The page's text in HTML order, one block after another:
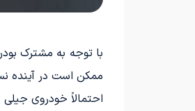
ممکن است در آینده
احتمالاً خودروی